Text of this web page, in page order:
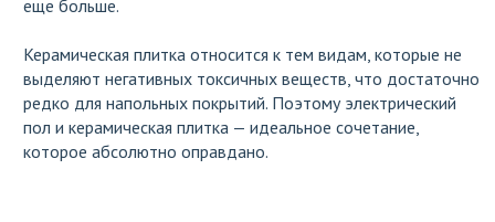
еще больше.
Керамическая плитка относится к тем видам, которые не
выделяют негативных токсичных веществ, что достаточно
редко для напольных покрытий. Поэтому электрический
пол и керамическая плитка — идеальное сочетание,
которое абсолютно оправдано.